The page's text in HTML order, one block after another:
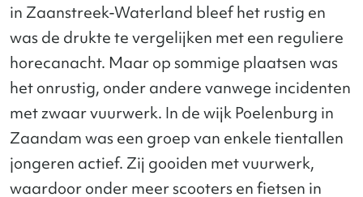
in Zaanstreek-Waterland bleef het rustig en
was de drukte te vergelijken met een reguliere
horecanacht. Maar op sommige plaatsen was
het onrustig, onder andere vanwege incidenten
met zwaar vuurwerk. In de wijk Poelenburg in
Zaandam was een groep van enkele tientallen
jongeren actief. Zij gooiden met vuurwerk,
waardoor onder meer scooters en fietsen in